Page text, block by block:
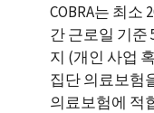
COBRA는 최소
간 근로일 기준
지 (개인 사업
집단 의료보험
의료보험에 적